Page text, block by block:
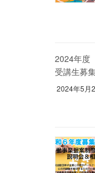
2024年度
受講生募
2024年5月